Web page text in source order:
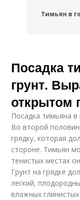
Тимьян в
Тимьян в
открытом
Уход в
Посадка
грунт.
открытом
Посадка тимьяна в
Во второй
грядку, которая
стороне. Тимьян
тенистых местах
Грунт на грядке
легкий,
влажных